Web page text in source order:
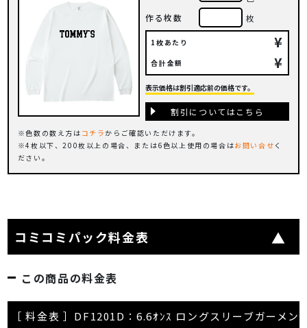
作る枚数
枚
1枚あたり ¥
合計金額 ¥
色数の数え方は コチラからご確認いただけます。
4枚以下、200枚以上の場合、または6色以上使用の場合はお問い合せ く
ださい。
表示価格は割引適応前の価格です。
割引についてはこちら
コミコミパック料金表
この商品の料金表
［ 料金表 ］DF1201D：6.6ｵﾝｽ ロングスリーブガーメ